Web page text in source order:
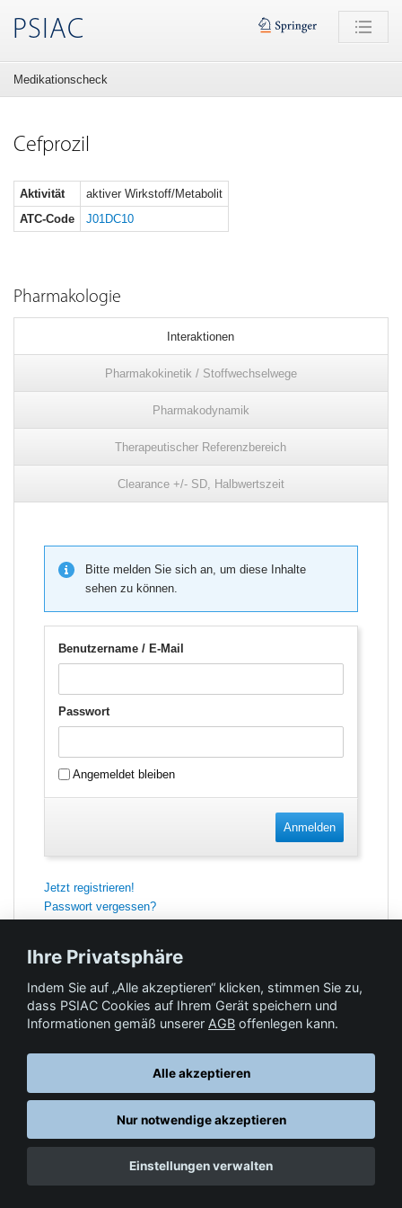
PSIAC
Medikationscheck
Cefprozil
Aktivität
aktiver Wirkstoff/Metabolit
ATC-Code
J01DC10
Pharmakologie
Interaktionen
Pharmakokinetik / Stoffwechselwege
Pharmakodynamik
Therapeutischer Referenzbereich
Clearance +/- SD, Halbwertszeit
Bitte melden Sie sich an, um diese Inhalte
sehen zu können.
Benutzername / E-Mail
Passwort
Angemeldet bleiben
Anmelden
Jetzt registrieren!
Passwort vergessen?
Feedback
© Springer-Verlag GmbH. Part of Springer Nature •Datenschutz,AGB,
Ihre Privatsphäre
Indem Sie auf „Alle akzeptieren“ klicken, stimmen Sie zu,
dass PSIAC Cookies auf Ihrem Gerät speichern und
Informationen gemäß unserer AGB offenlegen kann.
Alle akzeptieren
Nur notwendige akzeptieren
Einstellungen verwalten